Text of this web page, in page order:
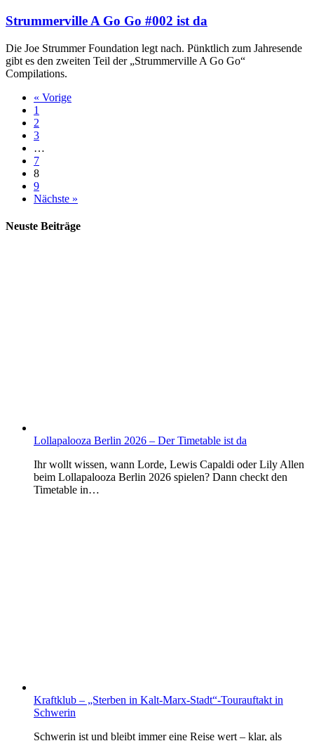
Strummerville A Go Go #002 ist da
Die Joe Strummer Foundation legt nach. Pünktlich zum Jahresende
gibt es den zweiten Teil der „Strummerville A Go Go“
Compilations.
« Vorige
1
2
3
…
7
8
9
Nächste »
Neuste Beiträge
Lollapalooza Berlin 2026 – Der Timetable ist da
Ihr wollt wissen, wann Lorde, Lewis Capaldi oder Lily Allen
beim Lollapalooza Berlin 2026 spielen? Dann checkt den
Timetable in…
Kraftklub – „Sterben in Kalt-Marx-Stadt“-Tourauftakt in
Schwerin
Schwerin ist und bleibt immer eine Reise wert – klar, als